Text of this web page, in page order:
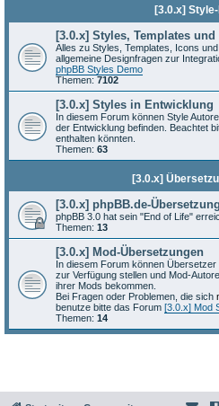
[3.0.x]
[3.0.x] Styles, Templates und
Alles zu Styles, Templates, Icons
allgemeine Designfragen zur
phpBB Styles Demo
Themen: 7102
[3.0.x] Styles in Entwicklung
In diesem Forum können Style
der Entwicklung befinden. Beachtet
enthalten könnten.
Themen: 63
[3.0.x]
[3.0.x] phpBB.de-
phpBB 3.0 hat sein "End of Life"
Themen: 13
[3.0.x] Mod-Übersetzungen
In diesem Forum können
zur Verfügung stellen und Mod-
ihrer Mods bekommen.
Bei Fragen oder Problemen, die sich
benutze bitte das Forum [3.0.x] Mod
Themen: 14